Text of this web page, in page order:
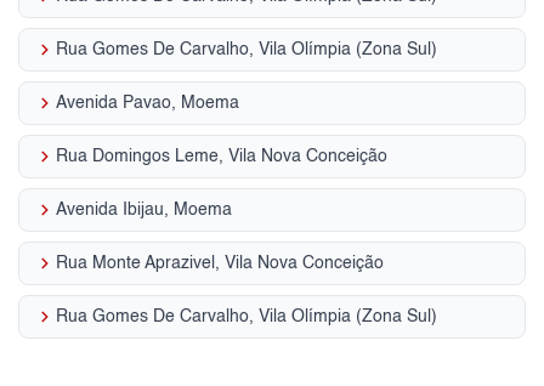
keyboard_arrow_right Rua Gomes De Carvalho, Vila Olímpia (Zona Sul)
keyboard_arrow_right Avenida Pavao, Moema
keyboard_arrow_right Rua Domingos Leme, Vila Nova Conceição
keyboard_arrow_right Avenida Ibijau, Moema
keyboard_arrow_right Rua Monte Aprazivel, Vila Nova Conceição
keyboard_arrow_right Rua Gomes De Carvalho, Vila Olímpia (Zona Sul)